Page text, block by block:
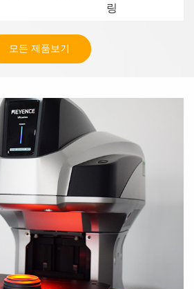
링
모든 제품보기